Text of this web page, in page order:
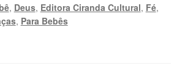
, Deus, Editora Ciranda Cultural, Fé,
, Para Bebês